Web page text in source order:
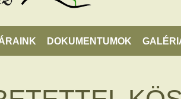
DOKUMENTUMOK